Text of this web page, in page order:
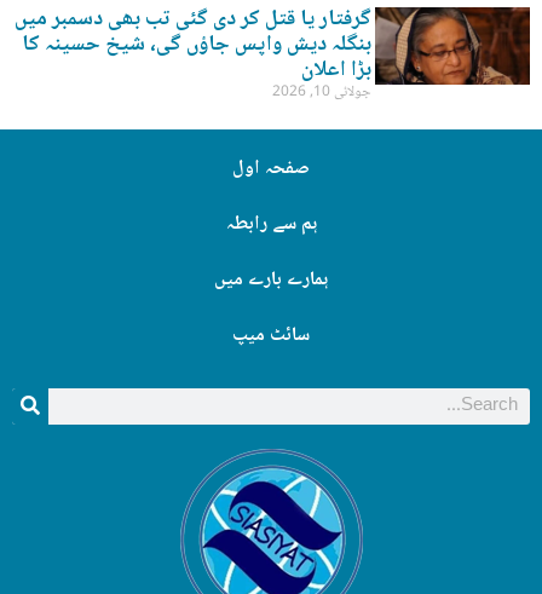
گرفتار یا قتل کر دی گئی تب بھی دسمبر میں
بنگلہ دیش واپس جاؤں گی، شیخ حسینہ کا
بڑا اعلان
جولائی 10, 2026
صفحہ اول
ہم سے رابطہ
ہمارے بارے میں
سائٹ میپ